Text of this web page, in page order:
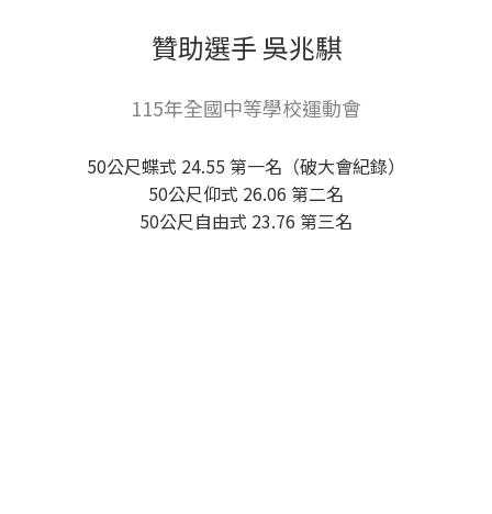
贊助選手 吳兆騏
115年全國中等學校運動會
50公尺蝶式 24.55 第一名（破大會紀錄）
50公尺仰式 26.06 第二名
50公尺自由式 23.76 第三名